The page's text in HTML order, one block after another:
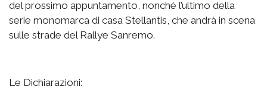
del prossimo appuntamento, nonché l’ultimo della
serie monomarca di casa Stellantis, che andrà in scena
sulle strade del Rallye Sanremo.
Le Dichiarazioni: